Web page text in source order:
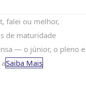
falei ou melhor,
de maturidade
— o júnior, o pleno e
Saiba Mais